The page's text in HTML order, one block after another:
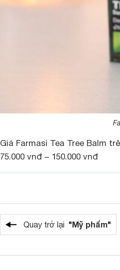
Giá Farmasi Tea Tree Balm
75.000 vnđ – 150.000 vnđ
Quay trở lại "Mỹ phẩm"